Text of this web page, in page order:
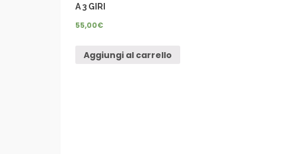
A 3 GIRI
55,00€
Aggiungi al carrello